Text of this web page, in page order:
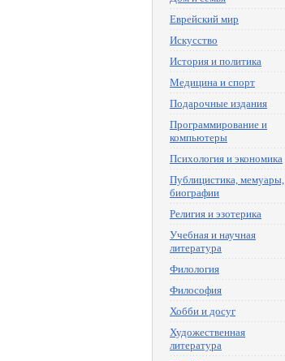
Еврейский мир
Искусство
История и политика
Медицина и спорт
Подарочные издания
Программирование и
компьютеры
Психология и экономика
Публицистика, мемуары,
биографии
Религия и эзотерика
Учебная и научная
литература
Филология
Философия
Хобби и досуг
Художественная
литература